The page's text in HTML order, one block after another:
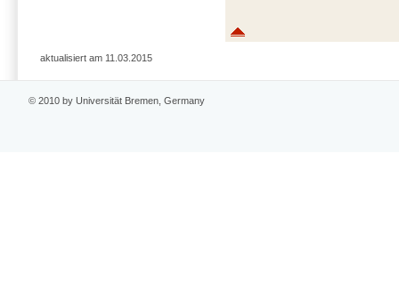
aktualisiert am 11.03.2015
© 2010 by Universität Bremen, Germany